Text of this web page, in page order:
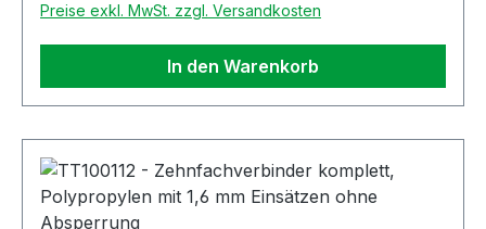
Preise exkl. MwSt. zzgl. Versandkosten
In den Warenkorb